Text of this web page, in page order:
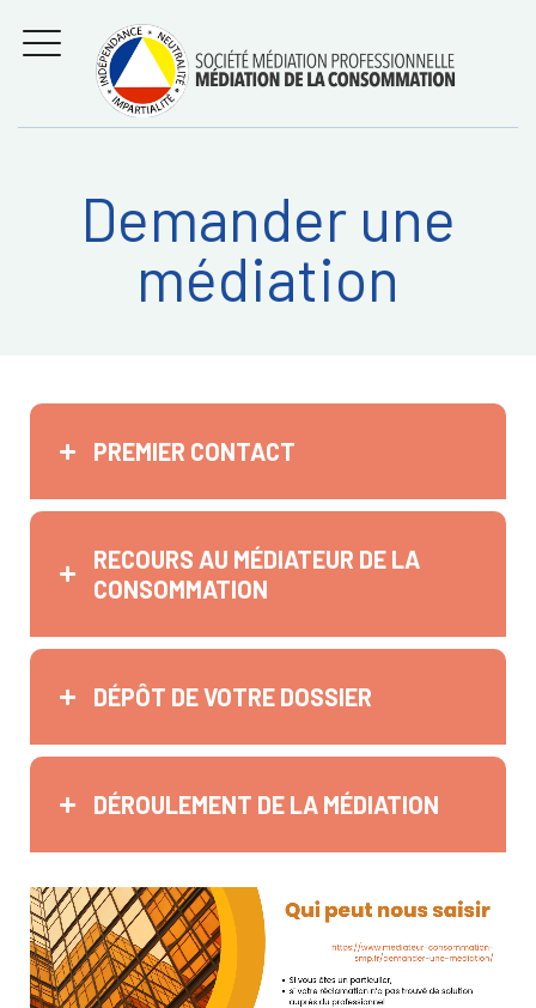
Régler les litiges
entre
consommateurs et
professionnels avec
la médiation de la
consommation
MENU
Recherche
Demander une
médiation
PREMIER CONTACT
RECOURS AU MÉDIATEUR DE LA
CONSOMMATION
DÉPÔT DE VOTRE DOSSIER
DÉROULEMENT DE LA MÉDIATION